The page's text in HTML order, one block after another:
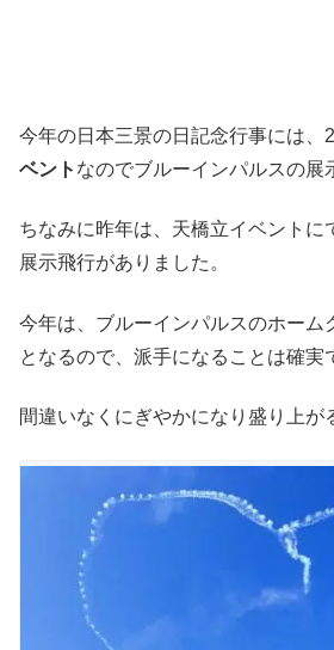
今年の日本三景の日記念行事には、
ベント なのでブルーインパルスの展
ちなみに昨年は、天橋立イベントに
展示飛行がありました。
今年は、ブルーインパルスのホーム
となるので、派手になることは確実
間違いなくにぎやかになり盛り上が